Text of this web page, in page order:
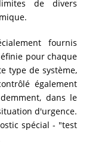
DES
de divers
fournis
pour chaque
type de système,
également
dans le
d'urgence.
spécial - "test